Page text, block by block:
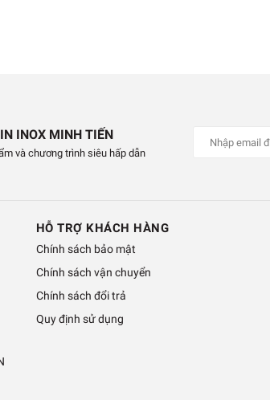
INOX MINH TIẾN
và chương trình siêu hấp dẫn
HỖ TRỢ KHÁCH HÀNG
Chính sách bảo mật
Chính sách vận chuyển
Chính sách đổi trả
Quy định sử dụng